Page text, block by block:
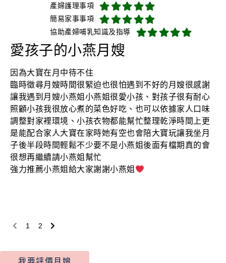
產婦護理事項
簡易家事事項
協助產婦哺乳知識及指導
愛孩子的小燕月嫂
因為大寶在月中待不住
臨時徵尋月嫂時間很緊迫也很怕遇到不好的月嫂很感謝
讓我遇到月嫂小燕姐小燕姐很愛小孩、對孩子很有耐心
照顧小孩我很放心煮的菜色好吃、也可以依據家人口味
調整對家裡環境、小孩衣物都能幫忙整理乾淨時間上更
是能配合家人大寶在家時她有空也會陪大寶玩讓我坐月
子後半段時間輕鬆不少要不是小燕姐後面有檔期真的會
很想再繼續請小燕姐幫忙
強力推薦小燕姐給大家謝謝小燕姐
1 2
我要評價月嫂